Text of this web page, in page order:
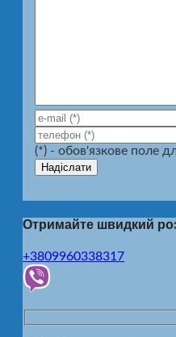
(*) - обов'язкове поле
Отримайте швидкий
+3809960338317